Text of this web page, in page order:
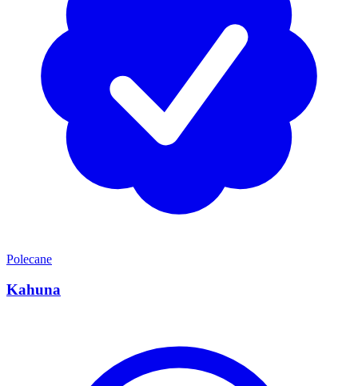
Polecane
Kahuna